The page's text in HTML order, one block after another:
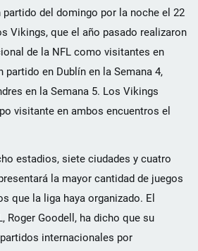
del domingo por la noche el 22
Vikings, que el año pasado realizaron
de la NFL como visitantes en
partido en Dublín en la Semana 4,
en la Semana 5. Los Vikings
visitante en ambos encuentros el
estadios, siete ciudades y cuatro
la mayor cantidad de juegos
que la liga haya organizado. El
Roger Goodell, ha dicho que su
internacionales por